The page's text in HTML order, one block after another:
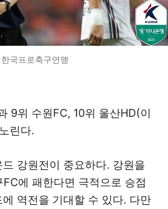
국프로축구연맹
9위 수원FC, 10위 울산HD(이
린다.
강원전이 중요하다. 강원을
에 패한다면 극적으로 승점
역전을 기대할 수 있다. 다만